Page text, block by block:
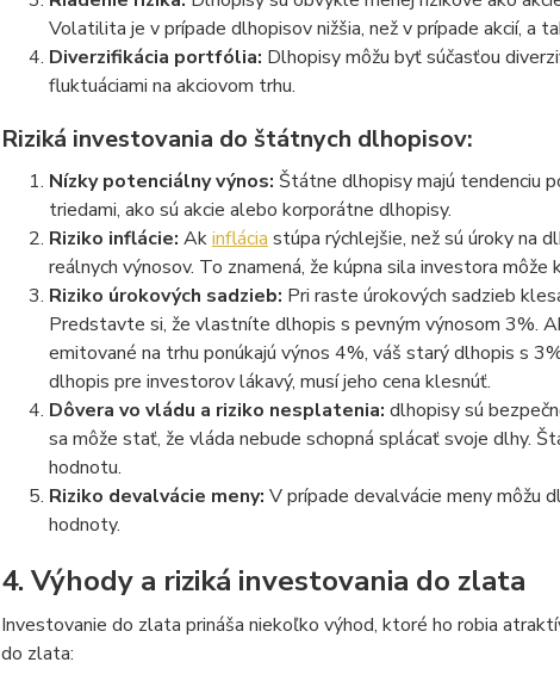
Volatilita je v prípade dlhopisov nižšia, než v prípade akcií, a
Diverzifikácia portfólia: Dlhopisy môžu byť súčasťou
fluktuáciami na akciovom trhu.
Riziká investovania do štátnych dlhopisov:
Nízky potenciálny výnos: Štátne dlhopisy majú tendenciu
triedami, ako sú akcie alebo korporátne dlhopisy.
Riziko inflácie: Akinflácia stúpa rýchlejšie, než sú úroky na
reálnych výnosov. To znamená, že kúpna sila investora môže
Riziko úrokových sadzieb: Pri raste úrokových sadzieb
Predstavte si, že vlastníte dlhopis s pevným výnosom 3%.
emitované na trhu ponúkajú výnos 4%, váš starý dlhopis s
dlhopis pre investorov lákavý, musí jeho cena klesnúť.
Dôvera vo vládu a riziko nesplatenia: dlhopisy sú
sa môže stať, že vláda nebude schopná splácať svoje dlhy.
hodnotu.
Riziko devalvácie meny: V prípade devalvácie meny môžu
hodnoty.
4. Výhody a riziká investovania do zlata
Investovanie do zlata prináša niekoľko výhod, ktoré ho robia
do zlata: